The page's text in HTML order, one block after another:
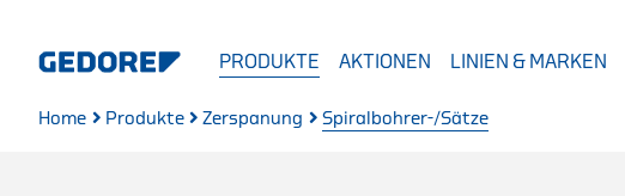
PRODUKTE AKTIONEN LINIEN & MARKEN
Home Produkte Zerspanung Spiralbohrer-/Sätze